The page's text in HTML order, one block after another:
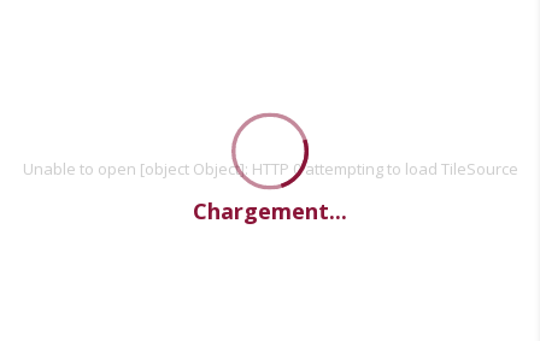
Unable to open [object Object]: HTTP 0 attempting to load TileSource
Chargement...